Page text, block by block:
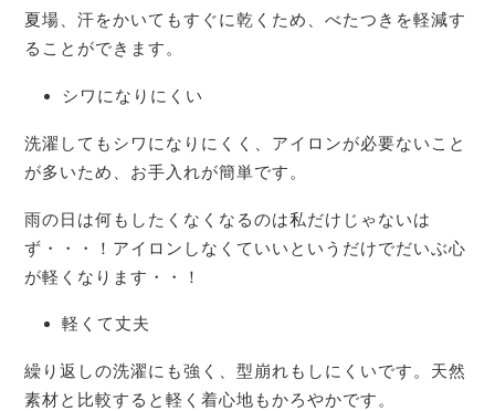
夏場、汗をかいてもすぐに乾くため、べたつきを軽減す
ることができます。
シワになりにくい
洗濯してもシワになりにくく、アイロンが必要ないこと
が多いため、お手入れが簡単です。
雨の日は何もしたくなくなるのは私だけじゃないは
ず・・・！アイロンしなくていいというだけでだいぶ心
が軽くなります・・！
軽くて丈夫
繰り返しの洗濯にも強く、型崩れもしにくいです。天然
素材と比較すると軽く着心地もかろやかです。